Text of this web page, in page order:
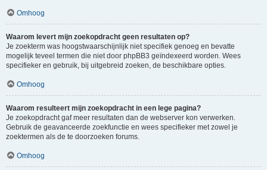
Omhoog
Waarom levert mijn zoekopdracht geen resultaten op?
Je zoekterm was hoogstwaarschijnlijk niet specifiek genoeg en bevatte
mogelijk teveel termen die niet door phpBB3 geïndexeerd worden. Wees
specifieker en gebruik, bij uitgebreid zoeken, de beschikbare opties.
Omhoog
Waarom resulteert mijn zoekopdracht in een lege pagina?
Je zoekopdracht gaf meer resultaten dan de webserver kon verwerken.
Gebruik de geavanceerde zoekfunctie en wees specifieker met zowel je
zoektermen als de te doorzoeken forums.
Omhoog